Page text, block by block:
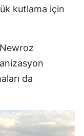
kutlama için
da